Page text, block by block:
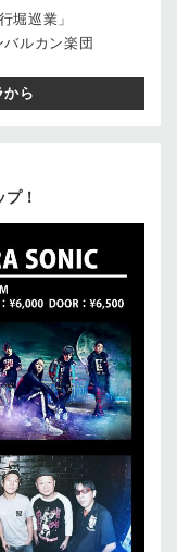
堀巡業」
ルカン楽団
から
！